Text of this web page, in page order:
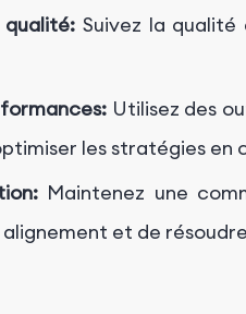
Suivez la
Utilisez des
les stratégies en
Maintenez une
et de